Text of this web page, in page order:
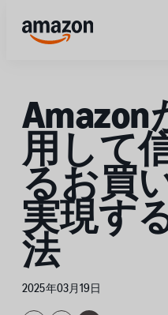
Amazon
用して
るお買
実現す
法
2025年03月19日